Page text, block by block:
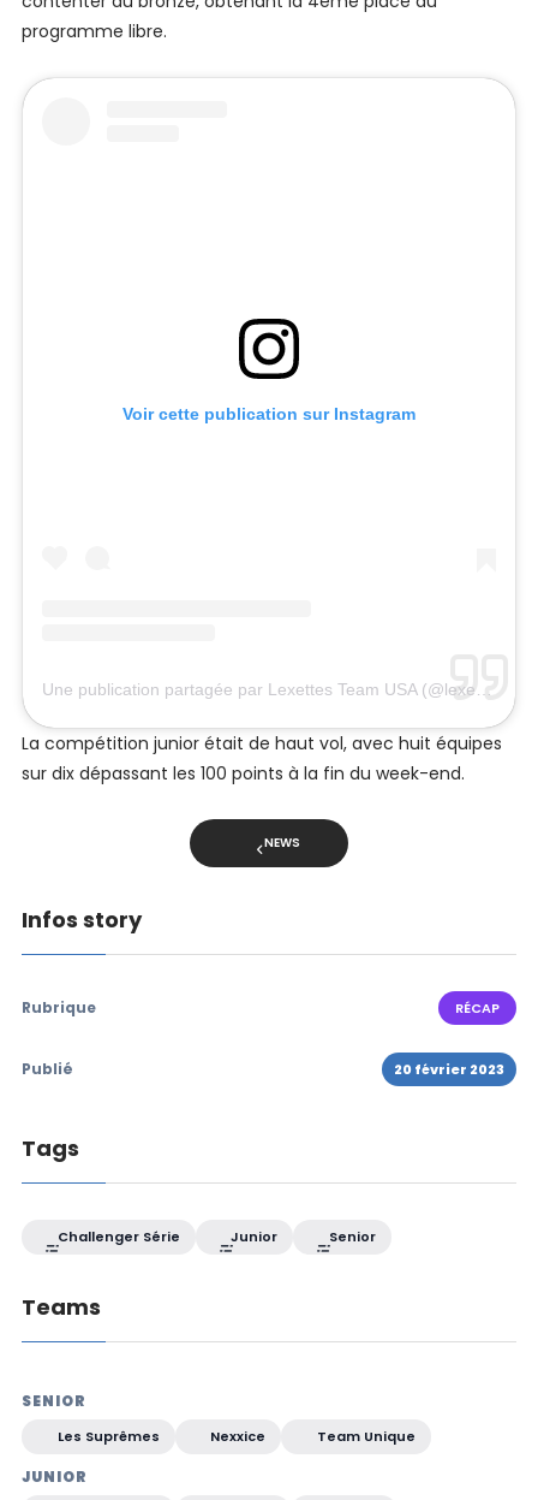
programme libre.
Voir cette publication sur Instagram
La compétition junior était de haut vol, avec huit équipes
sur dix dépassant les 100 points à la fin du week-end.
NEWS
Infos story
Rubrique RÉCAP
Publié 20 février 2023
Tags
Challenger Série Junior Senior
Teams
SENIOR
Les Suprêmes Nexxice Team Unique
JUNIOR